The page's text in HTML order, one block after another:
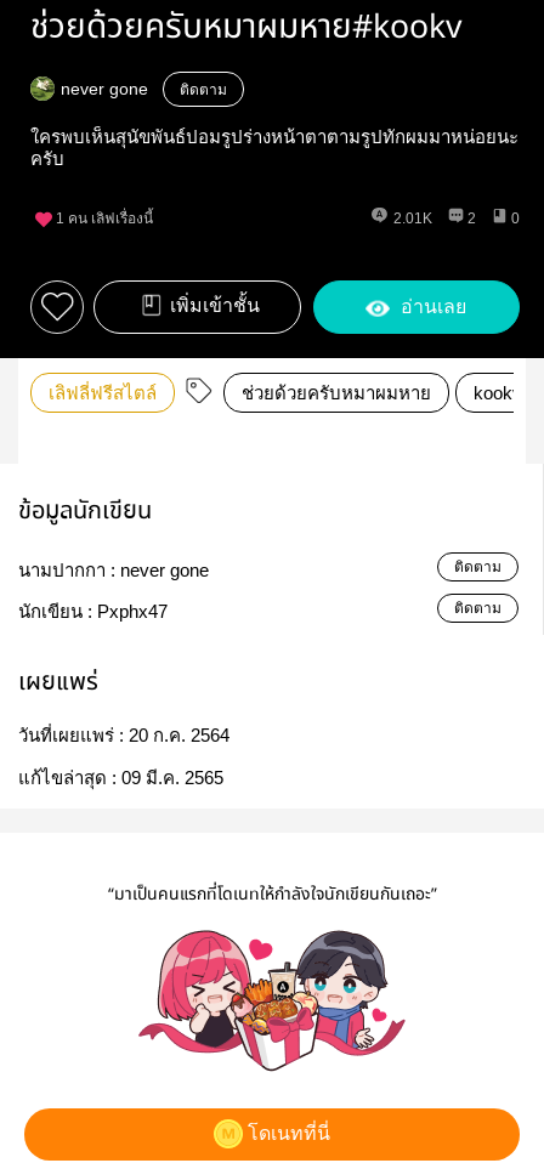
ช่วยด้วยครับหมาผมหาย#kookv
never gone ติดตาม
ใครพบเห็นสุนัขพันธ์ปอมรูปร่างหน้าตาตามรูปทักผมมาหน่อยนะ
ครับ
1 คน เลิฟเรื่องนี้ 2.01K 2 0
เพิ่มเข้าชั้น อ่านเลย
เลิฟลี่ฟรีสไตล์ ช่วยด้วยครับหมาผมหาย kookv
ข้อมูลนักเขียน
นามปากกา : never gone ติดตาม
นักเขียน : Pxphx47 ติดตาม
เผยแพร่
วันที่เผยแพร่ : 20 ก.ค. 2564
แก้ไขล่าสุด : 09 มี.ค. 2565
“มาเป็นคนแรกที่โดเนทให้กำลังใจนักเขียนกันเถอะ”
โดเนทที่นี่